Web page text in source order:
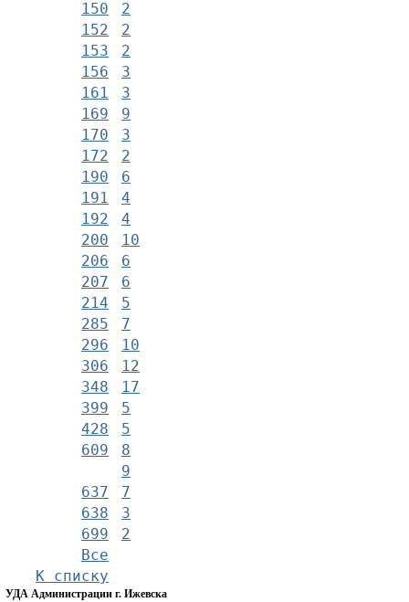
150
2
152
2
153
2
156
3
161
3
169
9
170
3
172
2
190
6
191
4
192
4
200
10
206
6
207
6
214
5
285
7
296
10
306
12
348
17
399
5
428
5
609
8
9
637
7
638
3
699
2
Все
К списку
УДА Администрации г. Ижевска